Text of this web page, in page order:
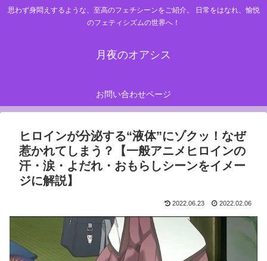
思わず身悶えするような、至高のフェチシーンをご紹介。 日常をはなれ、愉悦
のフェティシズムの世界へ！
月夜のオアシス
お問い合わせページ
ヒロインが分泌する“液体”にゾクッ！なぜ
惹かれてしまう？【一般アニメヒロインの
汗・涙・よだれ・おもらしシーンをイメー
ジに解説】
2022.06.23 2022.02.06